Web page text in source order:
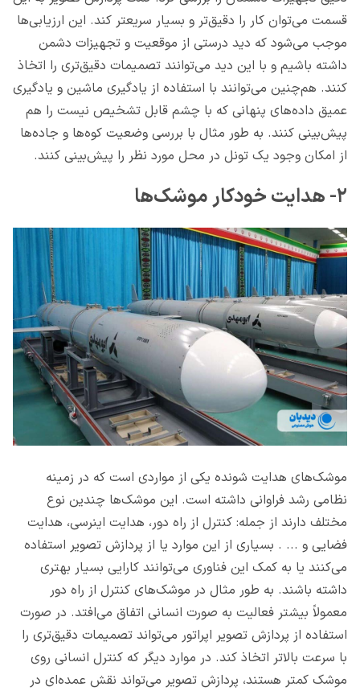
قسمت می‌توان کار را دقیق‌تر و بسیار سریعتر کند. این ارزیابی‌ها
موجب می‌شود که دید درستی از موقعیت و تجهیزات دشمن
داشته باشیم و با این دید می‌توانند تصمیمات دقیق‌تری را اتخاذ
کنند. هم‌چنین می‌توانند با استفاده از یادگیری ماشین و یادگیری
عمیق داده‌های پنهانی که با چشم قابل تشخیص نیست را هم
پیش‌بینی کنند. به طور مثال با بررسی وضعیت کوه‌ها و جاده‌ها
از امکان وجود یک تونل در محل مورد نظر را پیش‌بینی کنند.
۲- هدایت خودکار موشک‌ها
موشک‌های هدایت شونده یکی از مواردی است که در زمینه
نظامی رشد فراوانی داشته است. این موشک‌ها چندین نوع
مختلف دارند از جمله: کنترل از راه دور، هدایت اینرسی، هدایت
فضایی و ... . بسیاری از این موارد یا از پردازش تصویر استفاده
می‌کنند یا به کمک این فناوری می‌توانند کارایی بسیار بهتری
داشته باشند. به طور مثال در موشک‌های کنترل از راه دور
معمولاً بیشتر فعالیت به صورت انسانی اتفاق می‌افتد. در صورت
استفاده از پردازش تصویر اپراتور می‌تواند تصمیمات دقیق‌تری را
با سرعت بالاتر اتخاذ کند. در موارد دیگر که کنترل انسانی روی
موشک کمتر هستند، پردازش تصویر می‌تواند نقش عمده‌ای در